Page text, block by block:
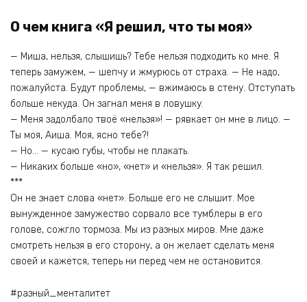
О чем книга «Я решил, что ты моя»
— Миша, нельзя, слышишь? Тебе нельзя подходить ко мне. Я
теперь замужем, — шепчу и жмурюсь от страха. — Не надо,
пожалуйста. Будут проблемы, — вжимаюсь в стену. Отступать
больше некуда. Он загнал меня в ловушку.
— Меня задолбало твоё «нельзя»! — рявкает он мне в лицо. —
Ты моя, Аиша. Моя, ясно тебе?!
— Но… — кусаю губы, чтобы не плакать.
— Никаких больше «но», «нет» и «нельзя». Я так решил.
***
Он не знает слова «нет». Больше его не слышит. Мое
вынужденное замужество сорвало все тумблеры в его
голове, сожгло тормоза. Мы из разных миров. Мне даже
смотреть нельзя в его сторону, а он желает сделать меня
своей и кажется, теперь ни перед чем не остановится.
#разный_менталитет